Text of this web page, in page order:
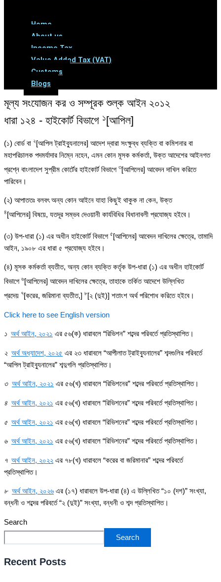
Home
About us
Income Tax
Value Added Tax (VAT)
Customs
Blogs
মূল্য সংযোজন কর ও সম্পূরক শুল্ক আইন ২০১২
ধারা ১২৪ - হাইকোর্ট বিভাগে ১[আপিল]
(১) বোর্ড বা ২ [আপিল ট্রাইব্যুনালের] আদেশ দ্বারা সংক্ষুব্ধ ব্যক্তি বা কমিশনার বা
মহাপরিচালক পদমর্যাদার নিম্নে নহেন, এমন কোন মূসক কর্মকর্তা, উক্ত আদেশের আইনগত
প্রশ্নে বাংলাদেশ সুপ্রীম কোর্টের হাইকোর্ট বিভাগে ৩[আপিলের] আবেদন দাখিল করিতে
পারিবেন।
(২) আপাততঃ বলবৎ অন্য কোন আইনে যাহা কিছুই থাকুক না কেন, উক্ত
৪ [আপিলের] বিষয়ে, যতদূর সম্ভব দেওয়ানী কার্যবিধির বিধানাবলী প্রযোজ্য হইবে।
(৩) উপ-ধারা (১) এর অধীন হাইকোর্ট বিভাগে ৫[আপিলের] আবেদন দাখিলের ক্ষেত্রে, তামাদি
আইন, ১৯০৮ এর ধারা ৫ প্রযোজ্য হইবে।
(৪) মূসক কর্মকর্তা ব্যতীত, অন্য কোন ব্যক্তি কর্তৃক উপ-ধারা (১) এর অধীন হাইকোর্ট
বিভাগে ৬[আপিলের] আবেদন দাখিলের ক্ষেত্রে, তাহাকে তর্কিত আদেশে উল্লিখিত
প্রদেয় ৭[করের, জরিমানা ব্যতীত,] ৮[২ (দুই)] শতাংশ অর্থ পরিশোধ করিতে হইবে।
Click here to see English version
১ অর্থ আইন, ২০২১ এর ৫৬(ক) ধারাবলে “রিভিশন” শব্দের পরিবর্তে প্রতিস্থাপিত।
২ অর্থ অধ্যাদেশ, ২০২৫ এর ২৩ ধারাবলে “আপীলাত ট্রাইব্যুনালের” শব্দগুলির পরিবর্তে
“আপিল ট্রাইব্যুনালের” শব্দুগলি প্রতিস্থাপিত।
৩ অর্থ আইন, ২০২১ এর ৫৬(খ) ধারাবলে “রিভিশনের” শব্দের পরিবর্তে প্রতিস্থাপিত।
৪ অর্থ আইন, ২০২১ এর ৫৬(খ) ধারাবলে “রিভিশনের” শব্দের পরিবর্তে প্রতিস্থাপিত।
৫ অর্থ আইন, ২০২১ এর ৫৬(খ) ধারাবলে “রিভিশনের” শব্দের পরিবর্তে প্রতিস্থাপিত।
৬ অর্থ আইন, ২০২১ এর ৫৬(খ) ধারাবলে “রিভিশনের” শব্দের পরিবর্তে প্রতিস্থাপিত।
৭ অর্থ আইন, ২০২২ এর ৭৮(খ) ধারাবলে “করের বা জরিমানার” শব্দের পরিবর্তে
প্রতিস্থাপিত।
৮ অর্থ আইন, ২০২৬ এর (১৭) ধারাবলে উপ-ধারা (৪) এ উল্লিখিত “১০ (দশ)” সংখ্যা,
বন্ধনী ও শব্দের পরিবর্তে “২ (দুই)” সংখ্যা, বন্ধনী ও শব্দ প্রতিস্থাপিত।
Search
Search
Recent Posts